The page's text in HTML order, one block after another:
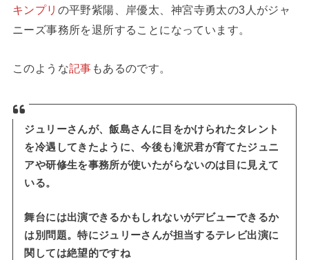
キンプリ の平野紫陽、岸優太、神宮寺勇太の3人がジャ
ニーズ事務所を退所することになっています。
このような記事 もあるのです。
ジュリーさんが、飯島さんに目をかけられたタレント
を冷遇してきたように、今後も滝沢君が育てたジュニ
アや研修生を事務所が使いたがらないのは目に見えて
いる。
舞台には出演できるかもしれないがデビューできるか
は別問題。特にジュリーさんが担当するテレビ出演に
関しては絶望的ですね